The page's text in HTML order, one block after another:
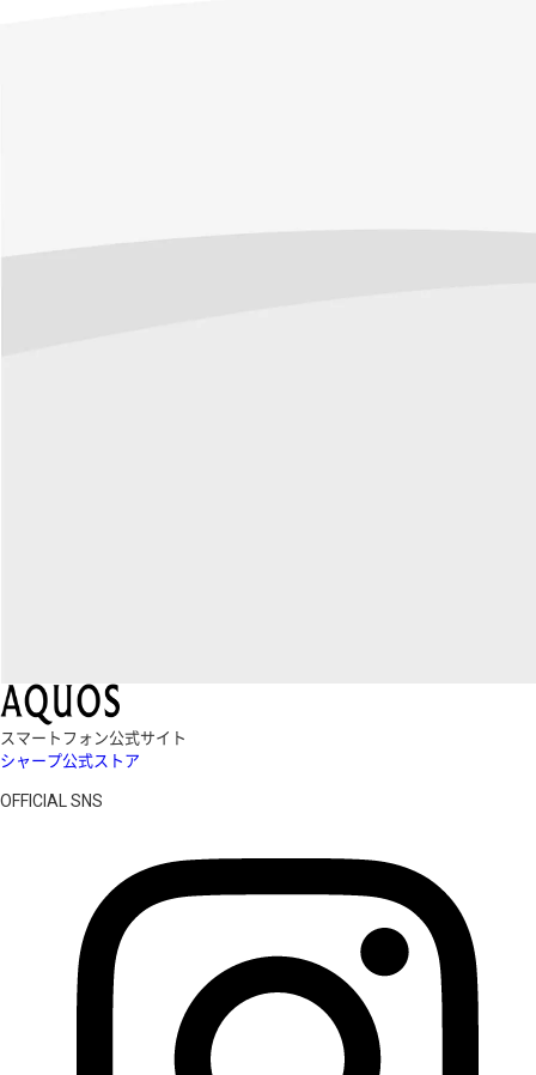
スマートフォン公式サイト
シャープ公式ストア
OFFICIAL SNS